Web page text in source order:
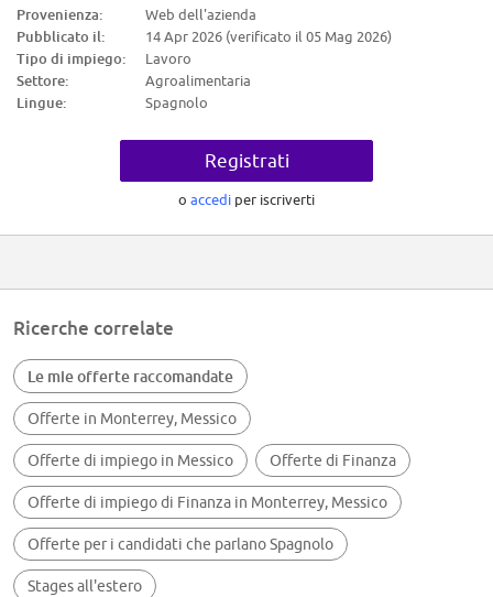
* Gestionar solicitudes de alta y actualización de datos maestros.
* Cargar y validar información en herramientas como SAP, Dynamics, etc.
* Coordinar aprobaciones con OPCO para la activación de clientes,
* Notificar al requestor una vez completado y activado el registro,
incluyendo el seteo de precios y descuentos.
* Conocimientos en Paquetería office.
* Conocimiento y habilidades de comunicación efectiva, proactividad y
mejora continua
Provenienza:
Web dell'azienda
Pubblicato il:
14 Apr 2026 (verificato il 05 Mag 2026)
Tipo di impiego:
Lavoro
Settore:
Agroalimentaria
Lingue:
Spagnolo
Registrati
o accedi per iscriverti
Ricerche correlate
Le mie offerte raccomandate
Offerte in Monterrey, Messico
Offerte di impiego in Messico Offerte di Finanza
Offerte di impiego di Finanza in Monterrey, Messico
Offerte per i candidati che parlano Spagnolo
Stages all'estero